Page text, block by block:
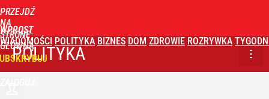
PRZEJDŹ
NA
STRONĘ
GŁÓWNĄ
WPROST
WIADOMOŚCI POLITYKA BIZNES DOM ZDROWIE ROZRYWKA
POLITYKA